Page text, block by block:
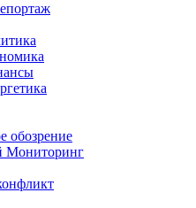
обозрение
Мониторинг